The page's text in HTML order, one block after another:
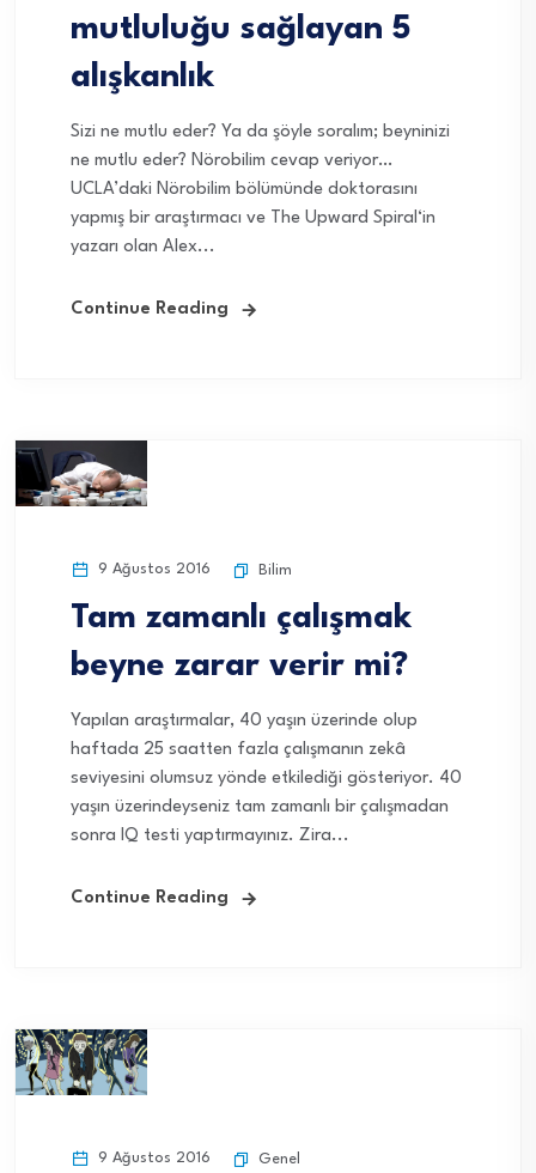
mutluluğu sağlayan 5
alışkanlık
Sizi ne mutlu eder? Ya da şöyle soralım; beyninizi
ne mutlu eder? Nörobilim cevap veriyor…
UCLA’daki Nörobilim bölümünde doktorasını
yapmış bir araştırmacı ve The Upward Spiral‘in
yazarı olan Alex...
Continue Reading
9 Ağustos 2016 Bilim
Tam zamanlı çalışmak
beyne zarar verir mi?
Yapılan araştırmalar, 40 yaşın üzerinde olup
haftada 25 saatten fazla çalışmanın zekâ
seviyesini olumsuz yönde etkilediği gösteriyor. 40
yaşın üzerindeyseniz tam zamanlı bir çalışmadan
sonra IQ testi yaptırmayınız. Zira...
Continue Reading
9 Ağustos 2016 Genel